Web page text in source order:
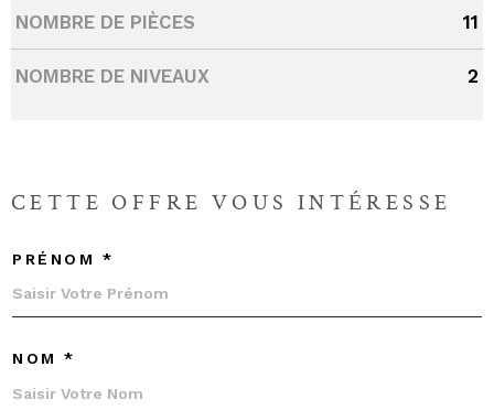
NOMBRE DE PIÈCES 11
NOMBRE DE NIVEAUX 2
CETTE OFFRE VOUS INTÉRESSE
PRÉNOM *
NOM *